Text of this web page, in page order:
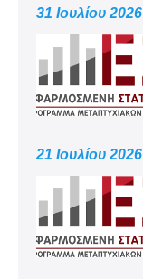
31 Ιουλίου 2026
21 Ιουλίου 2026